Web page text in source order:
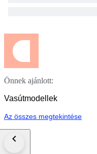
Önnek ajánlott:
Vasútmodellek
Az összes megtekintése